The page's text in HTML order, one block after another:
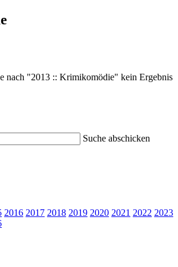
nach "2013 :: Krimikomödie" kein Ergebnis
Suche abschicken
2016 2017 2018 2019 2020 2021 2022 2023